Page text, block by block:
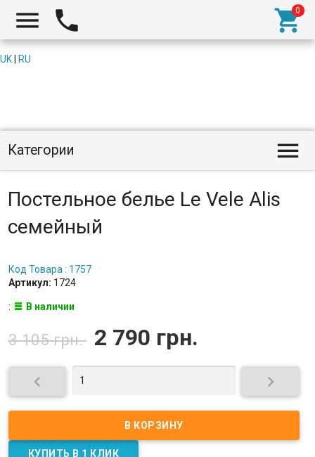
  
UK RU
Категории 
Постельное белье Le Vele Alis
семейный
Код Товара : 1757
Артикул: 1724
: В наличии
3 105 грн. 2 790 грн.
 